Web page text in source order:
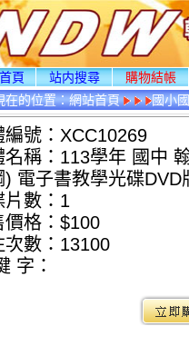
頁 站内搜尋
購物結帳
在的位置：網站首頁 國小
編號：XCC10269
名稱：113學年 國中
) 電子書教學光碟DVD
片數：1
價格：$100
次數： 13100
字：